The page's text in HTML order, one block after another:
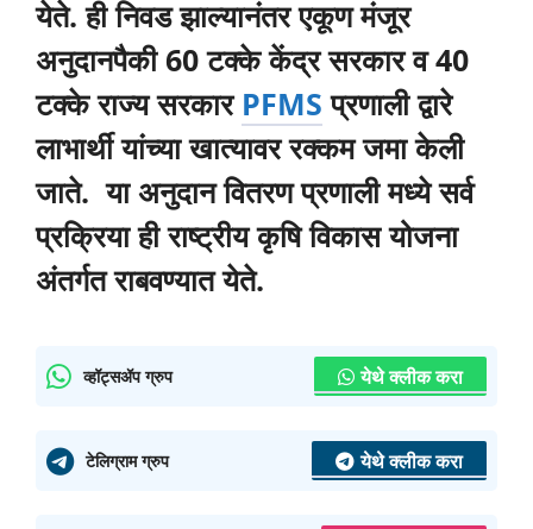
येते. ही निवड झाल्यानंतर एकूण मंजूर
अनुदानपैकी 60 टक्के केंद्र सरकार व 40
टक्के राज्य सरकार PFMS प्रणाली द्वारे
लाभार्थी यांच्या खात्यावर रक्कम जमा केली
जाते. या अनुदान वितरण प्रणाली मध्ये सर्व
प्रक्रिया ही राष्ट्रीय कृषि विकास योजना
अंतर्गत राबवण्यात येते.
व्हॉट्सॲप ग्रुप येथे क्लीक करा
टेलिग्राम ग्रुप येथे क्लीक करा